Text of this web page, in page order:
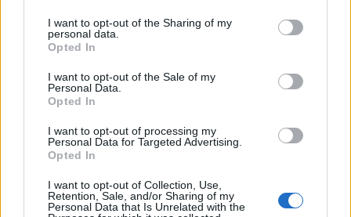
I want to opt-out of the Sharing of my
personal data.
Opted In
I want to opt-out of the Sale of my
Personal Data.
Opted In
I want to opt-out of processing my
Personal Data for Targeted Advertising.
Opted In
I want to opt-out of Collection, Use,
Retention, Sale, and/or Sharing of my
Personal Data that Is Unrelated with the
Czy warto przeczytać w pustyni i w puszczy?
Dodaj komentarz